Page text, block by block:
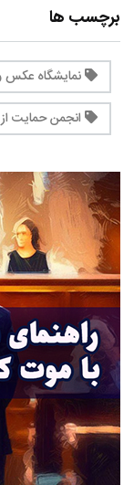
برچسب ها
نمایشگاه عکس
انجمن حمایت